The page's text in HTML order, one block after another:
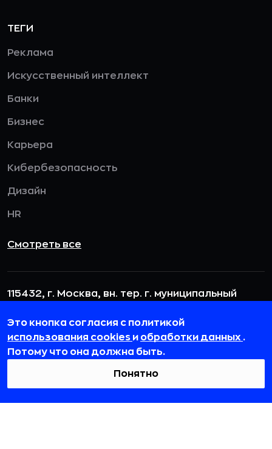
ТЕГИ
Реклама
Искусственный интеллект
Банки
Бизнес
Карьера
Кибербезопасность
Дизайн
HR
Смотреть все
115432, г. Москва, вн. тер. г. муниципальный
Это кнопка согласия с политикой
использования cookies и обработки данных .
Потому что она должна быть.
Понятно